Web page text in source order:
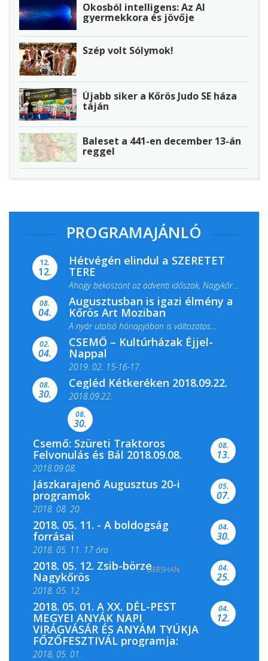
Okosból intelligens: Az AI
gyermekkora és jövője
Szép volt Sólymok!
Újabb siker a Kőrös Judo SE háza
táján
Baleset a 441-en december 13-án
reggel
PROGRAMAJÁNLÓ
12.
12.
Hétvégén elindul a SZERETET
TERE
Ahogy beköszönt az adventi időszak, Nagykőrös
ismét megtelik ünnepi fénnyel és közös...
08.
04.
Augusztusban is igazi élmény a
Kőrös Art Moziban
A nyár utolsó hónapjában is változatos
filmkínálattal, családi...
02.
04.
CSEMŐ – Kultúrházak Éjjel-
Nappal
2019. 02. 15-16-17.
Színes és tartalmas programokkal várja a
Csemői Községi Könyvtár és...
08.
30.
Cegléd Kétkeréken 2018.09.22.
2018.09.22.
08.
30.
Csemő: Szüreti Traktoros
Felvonulás és Bál 2018.09.08.
2018.09.08.
08.
13.
Jászkarajenő Augusztus 20-i
programok
2018. 08. 20.
05.
07.
2018. 05. 11. - A boldogság
forrásai
2018. 05. 11. 17 óra
2018. 05. 11. 19 óra
04.
30.
2018. 05. 12. Zsib-börze
Nagykőrös
2018. 05. 12.
04.
25.
2018. 05. 01. A XX. DÉL-PEST
MEGYEI ANYÁK NAPI
VIRÁGVÁSÁR ÉS ANYÁM TYÚKJA
FŐZŐFESZTIVÁL programja:
2018, 05. 01.
04.
12.
DERSHAN